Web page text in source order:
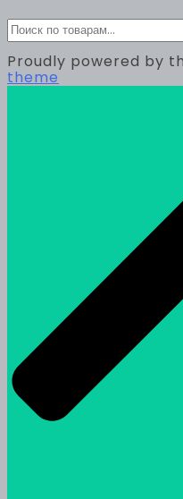
Proudly powered by
theme